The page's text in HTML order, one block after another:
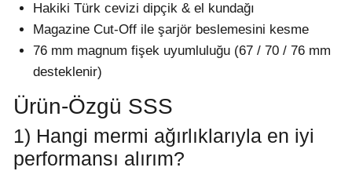
Hakiki Türk cevizi dipçik & el kundağı
Magazine Cut-Off ile şarjör beslemesini kesme
76 mm magnum fişek uyumluluğu (67 / 70 / 76 mm
desteklenir)
Ürün-Özgü SSS
1) Hangi mermi ağırlıklarıyla en iyi
performansı alırım?